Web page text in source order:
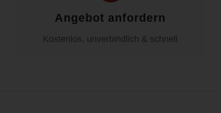
Angebot anfordern
Kostenlos, unverbindlich & schnell